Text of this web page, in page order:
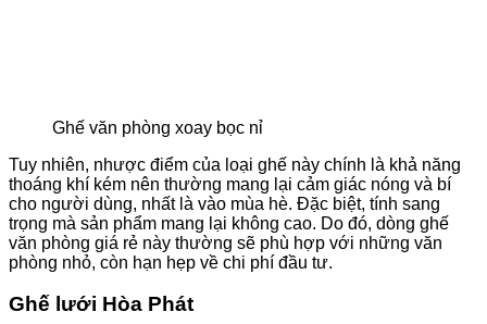
Ghế văn phòng xoay bọc nỉ
Tuy nhiên, nhược điểm của loại ghế này chính là khả năng
thoáng khí kém nên thường mang lại cảm giác nóng và bí
cho người dùng, nhất là vào mùa hè. Đặc biệt, tính sang
trọng mà sản phẩm mang lại không cao. Do đó, dòng ghế
văn phòng giá rẻ này thường sẽ phù hợp với những văn
phòng nhỏ, còn hạn hẹp về chi phí đầu tư.
Ghế lưới Hòa Phát